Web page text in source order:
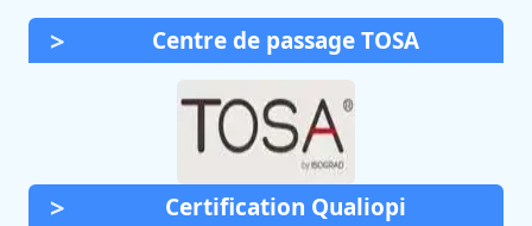
Centre de passage TOSA
Certification Qualiopi